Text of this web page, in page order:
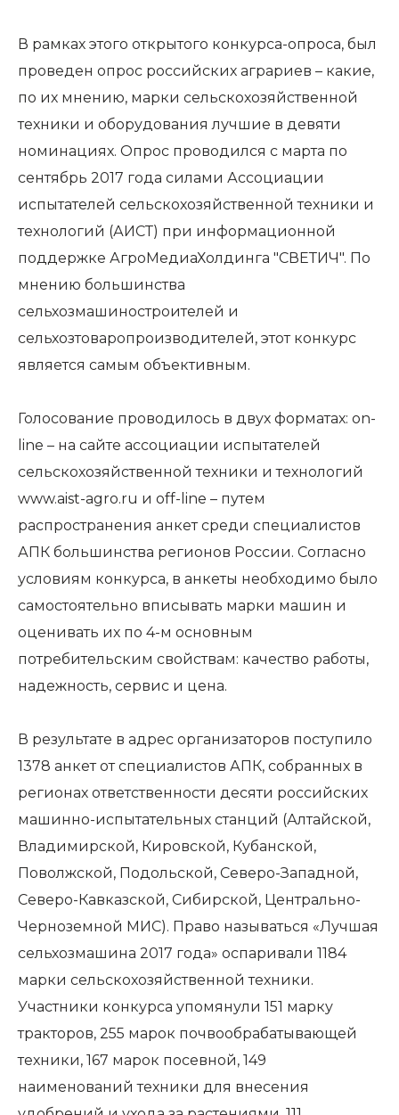
В рамках этого открытого конкурса-опроса, был
проведен опрос российских аграриев – какие,
по их мнению, марки сельскохозяйственной
техники и оборудования лучшие в девяти
номинациях. Опрос проводился с марта по
сентябрь 2017 года силами Ассоциации
испытателей сельскохозяйственной техники и
технологий (АИСТ) при информационной
поддержке АгроМедиаХолдинга "СВЕТИЧ". По
мнению большинства
сельхозмашиностроителей и
сельхозтоваропроизводителей, этот конкурс
является самым объективным.
Голосование проводилось в двух форматах: on-
line – на сайте ассоциации испытателей
сельскохозяйственной техники и технологий
www.aist-agro.ru и off-line – путем
распространения анкет среди специалистов
АПК большинства регионов России. Согласно
условиям конкурса, в анкеты необходимо было
самостоятельно вписывать марки машин и
оценивать их по 4-м основным
потребительским свойствам: качество работы,
надежность, сервис и цена.
В результате в адрес организаторов поступило
1378 анкет от специалистов АПК, собранных в
регионах ответственности десяти российских
машинно-испытательных станций (Алтайской,
Владимирской, Кировской, Кубанской,
Поволжской, Подольской, Северо-Западной,
Северо-Кавказской, Сибирской, Центрально-
Черноземной МИС). Право называться «Лучшая
сельхозмашина 2017 года» оспаривали 1184
марки сельскохозяйственной техники.
Участники конкурса упомянули 151 марку
тракторов, 255 марок почвообрабатывающей
техники, 167 марок посевной, 149
наименований техники для внесения